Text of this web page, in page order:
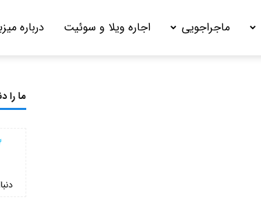
ماجراجویی اجاره ویلا و سوئیت درباره
ما را